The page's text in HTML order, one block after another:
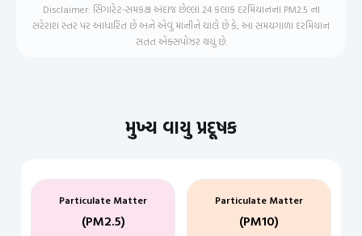
Disclaimer: સિગારેટ-સમકક્ષ અંદાજ છેલ્લા 24 કલાક દરમિયાનના PM2.5 ના
સરેરાશ સ્તર પર આધારિત છે અને એવું માનીને ચાલે છે કે, આ સમયગાળા દરમિયાન
સતત એક્સપોઝર થયું છે.
મુખ્ય વાયુ પ્રદૂષક
Particulate Matter
(PM2.5)
Particulate Matter
(PM10)